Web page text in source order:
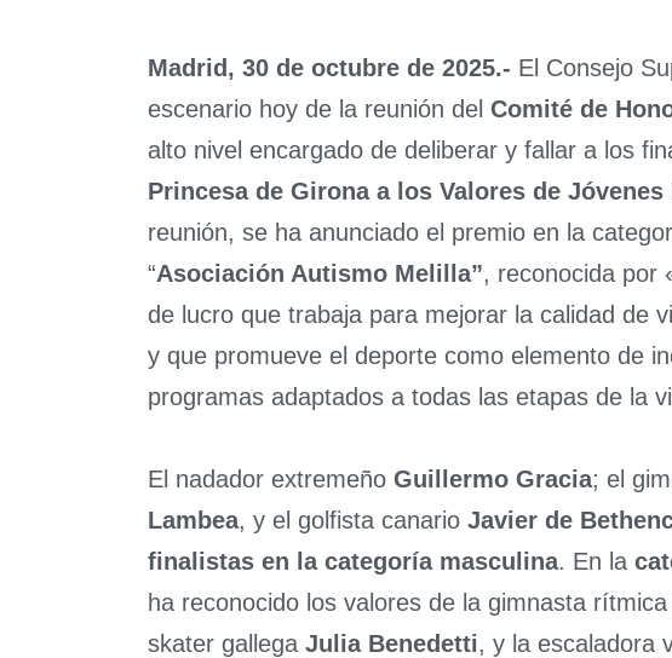
Madrid, 30 de octubre de 2025.- El Consejo
escenario hoy de la reunión del Comité de
alto nivel encargado de deliberar y fallar a los
Princesa de Girona a los Valores de
reunión, se ha anunciado el premio en la
“Asociación Autismo Melilla”, reconocida por
de lucro que trabaja para mejorar la calidad de
y que promueve el deporte como elemento de
programas adaptados a todas las etapas de la
El nadador extremeño Guillermo Gracia; el
Lambea, y el golfista canario Javier de
finalistas en la categoría masculina. En la
ha reconocido los valores de la gimnasta
skater gallega Julia Benedetti, y la escaladora